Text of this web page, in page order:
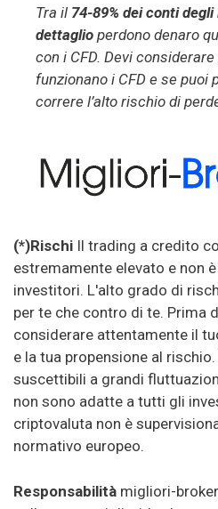
Tra il 74-89% dei conti
dettaglio perdono denaro
con i CFD. Devi
funzionano i CFD e se puoi
correre l’alto rischio di
(*)Rischi Il trading a credito
estremamente elevato e non
investitori. L'alto grado di
per te che contro di te. Prima
considerare attentamente il
e la tua propensione al
suscettibili a grandi
non sono adatte a tutti gli
criptovaluta non è
normativo europeo.
Responsabilità migliori-